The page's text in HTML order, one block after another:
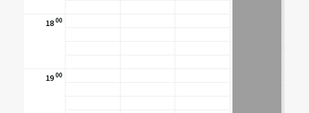
1800
1900